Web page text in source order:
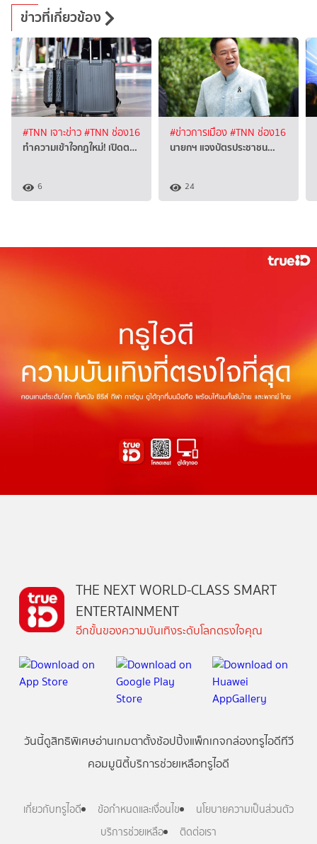
ข่าวที่เกี่ยวข้อง
#TNN เจาะข่าว#TNN ช่อง16
ทำความเข้าใจกฎใหม่! เปิดต…
6
#ข่าวการเมือง#TNN ช่อง16
นายกฯ แจงบัตรประชาชน…
24
THE NEXT WORLD-CLASS SMART
ENTERTAINMENT
อีกขั้นของความบันเทิงระดับโลกตรงใจคุณ
วันนี้ดูสิทธิพิเศษอ่านเกมตาตั้งช้อปปิ้งแพ็กเกจกล่องทรูไอดีทีวี
คอมมูนิตี้บริการช่วยเหลือทรูไอดี
เกี่ยวกับทรูไอดี ข้อกำหนดและเงื่อนไข
นโยบายความเป็นส่วนตัว
บริการช่วยเหลือ
ติดต่อเรา